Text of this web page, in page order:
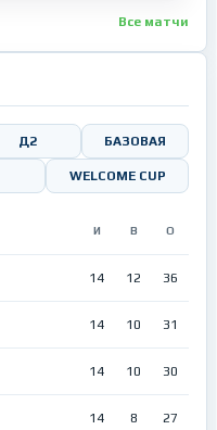
Все матчи
Д2 БАЗОВАЯ
WELCOME CUP
И В О
14 12 36
14 10 31
14 10 30
14 8 27